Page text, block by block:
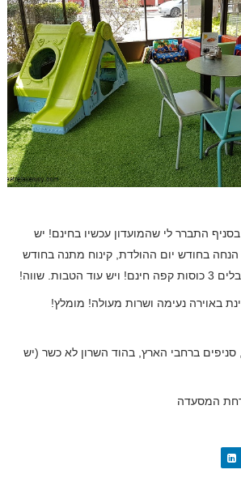
התברר לי שהמועדון עכשיו בחינם! יש
צבירת נקודות, 20% הנחה בחודש יום ההולדת, קינוח מתנה בחודש
שווה!
באוירה נעימה ושרות מעולה! מומלץ!
סניפים ברחבי הארץ, בהוד השרון לא כשר (יש
המסעדה